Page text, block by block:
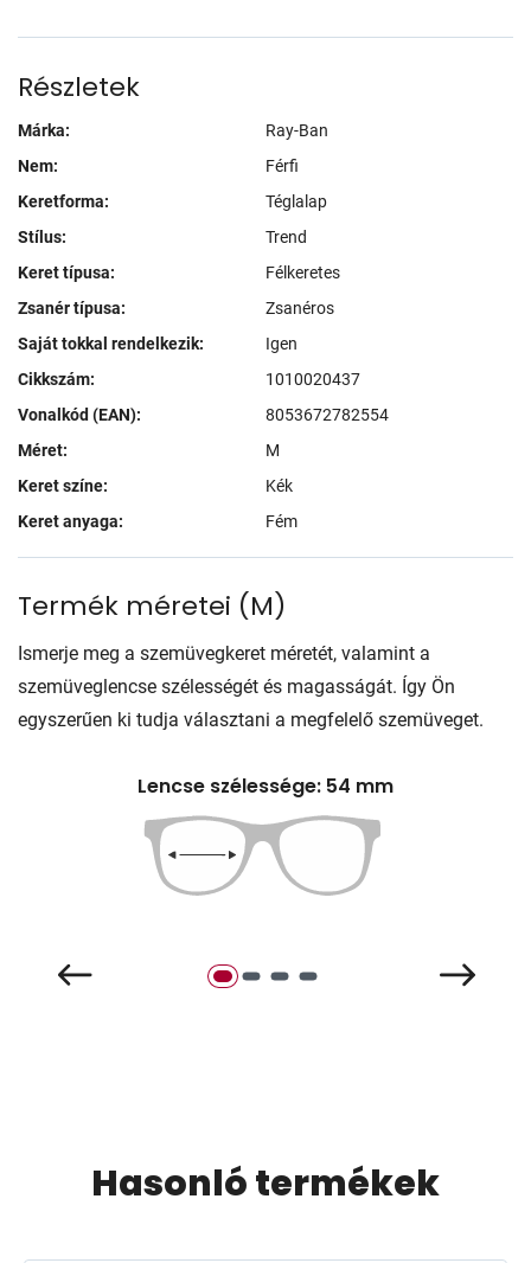
Részletek
Márka:
Ray-Ban
Nem:
Férfi
Keretforma:
Téglalap
Stílus:
Trend
Keret típusa:
Félkeretes
Zsanér típusa:
Zsanéros
Saját tokkal rendelkezik:
Igen
Cikkszám:
1010020437
Vonalkód (EAN):
8053672782554
Méret:
M
Keret színe:
Kék
Keret anyaga:
Fém
Termék méretei (M)
Ismerje meg a szemüvegkeret méretét, valamint a
szemüveglencse szélességét és magasságát. Így Ön
egyszerűen ki tudja választani a megfelelő szemüveget.
Lencse szélessége: 54 mm
Hasonló termékek